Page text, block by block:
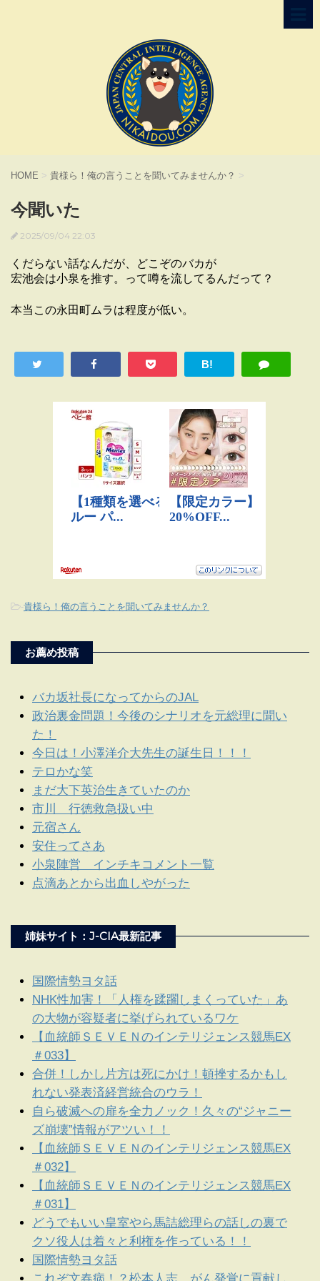
HOME > 貴様ら！俺の言うことを聞いてみませんか？ >
今聞いた
2025/09/04 22:03
くだらない話なんだが、どこぞのバカが
宏池会は小泉を推す。って噂を流してるんだって？
本当この永田町ムラは程度が低い。
B!
-貴様ら！俺の言うことを聞いてみませんか？
お薦め投稿
バカ坂社長になってからのJAL
政治裏金問題！今後のシナリオを元総理に聞い
た！
今日は！小澤洋介大先生の誕生日！！！
テロかな笑
まだ大下英治生きていたのか
市川 行徳救急扱い中
元宿さん
安住ってさあ
小泉陣営 インチキコメント一覧
点滴あとから出血しやがった
姉妹サイト：J-CIA最新記事
国際情勢ヨタ話
NHK性加害！「人権を蹂躙しまくっていた」あ
の大物が容疑者に挙げられているワケ
【血統師ＳＥＶＥＮのインテリジェンス競馬EX
＃033】
合併！しかし片方は死にかけ！頓挫するかもし
れない発表済経営統合のウラ！
自ら破滅への扉を全力ノック！久々の“ジャニー
ズ崩壊”情報がアツい！！
【血統師ＳＥＶＥＮのインテリジェンス競馬EX
＃032】
【血統師ＳＥＶＥＮのインテリジェンス競馬EX
＃031】
どうでもいい皇室やら馬詰総理らの話しの裏で
クソ役人は着々と利権を作っている！！
国際情勢ヨタ話